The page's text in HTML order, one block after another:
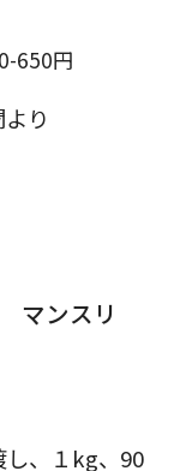
650円
り
マンスリ
し、１kg、90